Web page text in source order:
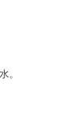
。